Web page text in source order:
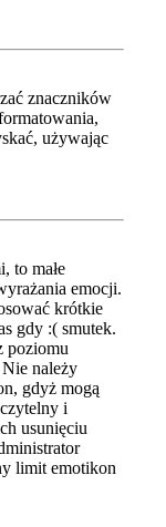
znaczników
używając
to małe
emocji.
krótkie
gdy :( smutek.
poziomu
należy
gdyż mogą
i
usunięciu
limit emotikon